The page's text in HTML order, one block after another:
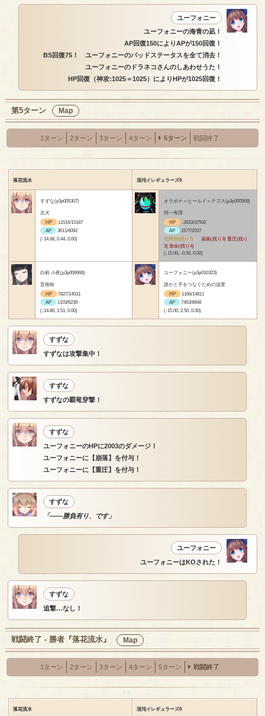
ユーフォニー
ユーフォニーの海青の凪！
AP回復150によりAPが150回復！
BS回復75！ ユーフォニーのバッドステータスを全て消去！
ユーフォニーのドラネコさんのしあわせうた！
HP回復（神攻:1025＝1025）によりHPが1025回復！
第5ターン Map
1ターン 2ターン 3ターン 4ターン 5ターン 戦闘終了
落花流水 混沌イレギュラーズ8
すずな(p3p005307)
忠犬
HP
11516/15187
AP
3611/6092
(-14.68, 0.44, 0.00)
オラボナ＝ヒールド＝テゴス(p3p000569)
同一奇譚
HP
-2833/37502
AP
1577/2037
光輝50(残り7)
崩落(残り3) 重圧(残り
3) 致命(残り4)
(-15.00, -0.50, 0.00)
白薊 小夜(p3p006668)
盲御前
HP
7827/14031
AP
1103/6239
(-14.80, 1.51, 0.00)
ユーフォニー(p3p010323)
誰かと手をつなぐための温度
HP
1166/14811
AP
7463/8948
(-15.00, 2.50, 0.00)
すずな
すずなは攻撃集中！
すずな
すずなの覇竜穿撃！
すずな
ユーフォニーのHPに2003のダメージ！
ユーフォニーに【崩落】を付与！
ユーフォニーに【重圧】を付与！
すずな
「――勝負有り、です」
ユーフォニー
ユーフォニーはKOされた！
すずな
追撃…なし！
戦闘終了 - 勝者『落花流水』 Map
1ターン 2ターン 3ターン 4ターン 5ターン 戦闘終了
落花流水 混沌イレギュラーズ8